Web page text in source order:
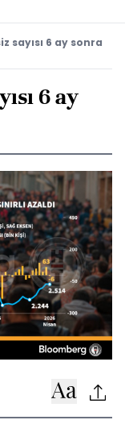
sayısı 6 ay sonra
6 ay